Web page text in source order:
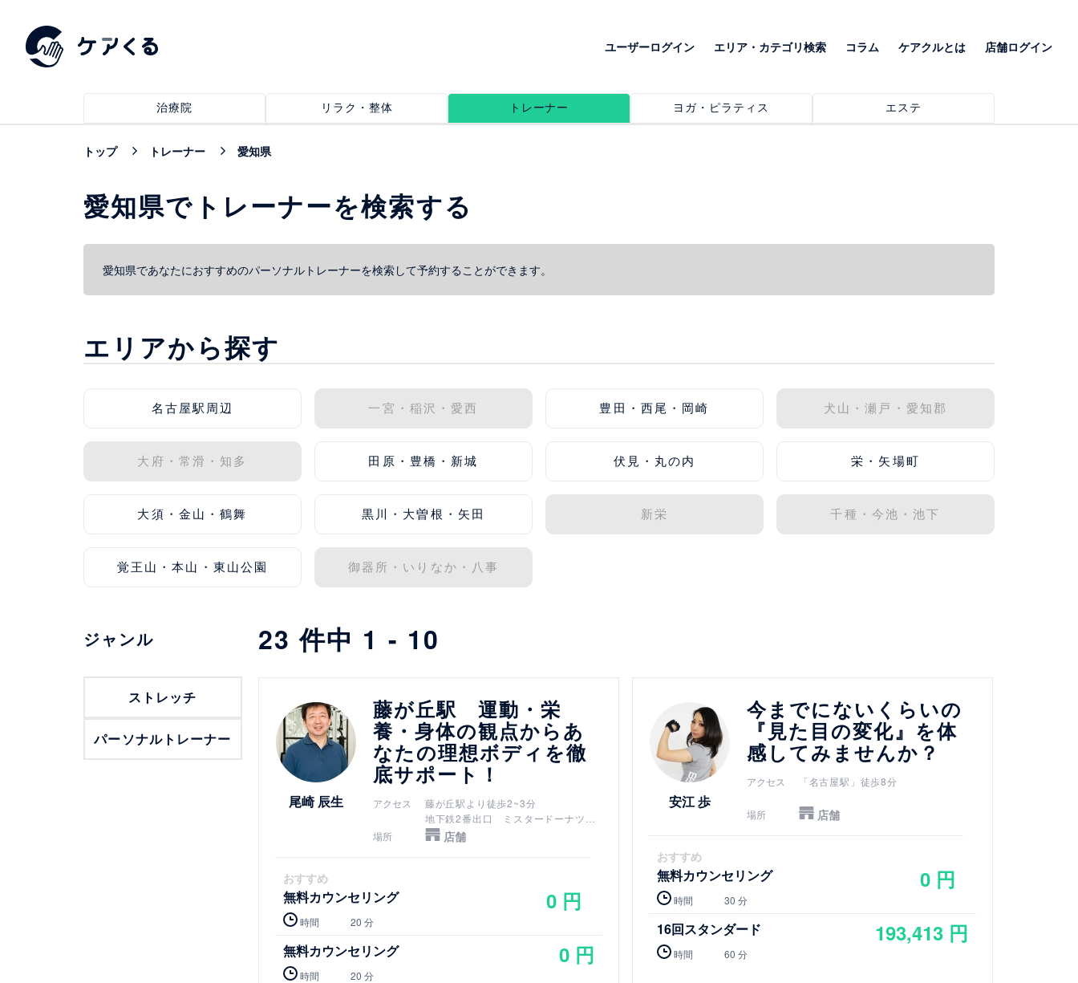
ユーザーログイン エリア・カテゴリ検索 コラム ケアクルとは 店舗ログイン
治療院 リラク・整体 トレーナー ヨガ・ピラティス エステ
トップ トレーナー 愛知県
愛知県でトレーナーを検索する
愛知県であなたにおすすめのパーソナルトレーナーを検索して予約することができます。
エリアから探す
名古屋駅周辺 一宮・稲沢・愛西 豊田・西尾・岡崎 犬山・瀬戸・愛知郡
大府・常滑・知多 田原・豊橋・新城 伏見・丸の内 栄・矢場町
大須・金山・鶴舞 黒川・大曽根・矢田 新栄 千種・今池・池下
覚王山・本山・東山公園 御器所・いりなか・八事
ジャンル
ストレッチ
パーソナルトレーナー
23 件中 1 - 10
尾崎 辰生
藤が丘駅 運動・栄
養・身体の観点からあ
なたの理想ボディを徹
底サポート！
アクセス
藤が丘駅より徒歩2~3分
地下鉄2番出口 ミスタードーナツを
左折(北) そのまま直進し、UFJ銀行を
場所 店舗
おすすめ
無料カウンセリング
時間 20 分
0 円
無料カウンセリング
時間 20 分
0 円
安江 歩
今までにないくらいの
『見た目の変化』を体
感してみませんか？
アクセス 「名古屋駅」徒歩8分
場所 店舗
おすすめ
無料カウンセリング
時間 30 分
0 円
16回スタンダード
時間 60 分
193,413 円